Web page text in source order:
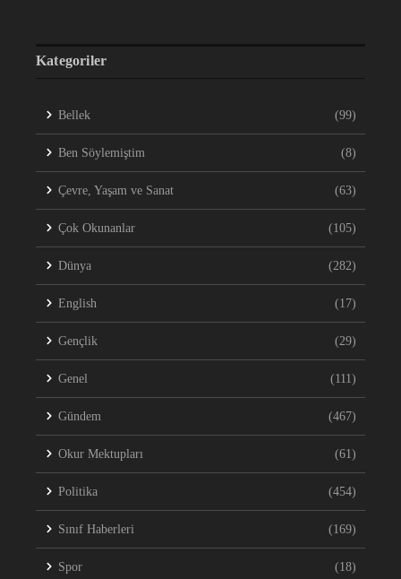
Kategoriler
Bellek (99)
Ben Söylemiştim (8)
Çevre, Yaşam ve Sanat (63)
Çok Okunanlar (105)
Dünya (282)
English (17)
Gençlik (29)
Genel (111)
Gündem (467)
Okur Mektupları (61)
Politika (454)
Sınıf Haberleri (169)
Spor (18)